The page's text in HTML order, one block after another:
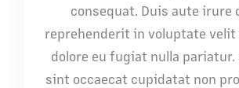
consequat. Duis aute irure
reprehenderit in voluptate velit
dolore eu fugiat nulla pariatur.
sint occaecat cupidatat non